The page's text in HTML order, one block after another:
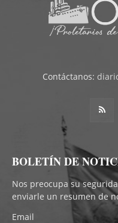
Contáctanos:
BOLETÍN DE
Nos preocupa su
enviarle un resumen de
Email